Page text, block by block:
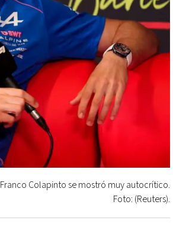
Franco Colapinto se mostró muy autocrítico.
Foto: (Reuters).